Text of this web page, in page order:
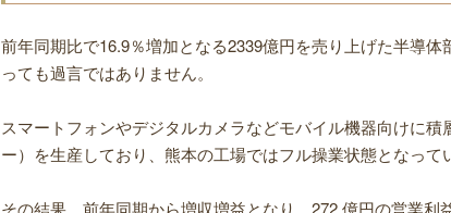
前年同期比で16.9％増加となる2339億円を売り上げた半導
っても過言ではありません。
スマートフォンやデジタルカメラなどモバイル機器向けに
ー）を生産しており、熊本の工場ではフル操業状態となって
その結果、前年同期から増収増益となり、272 億円の営業